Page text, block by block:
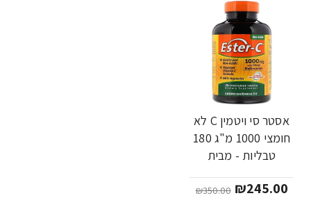
-30%
אסטר סי ויטמין C לא
חומצי 1000 מ"ג 180
טבליות - מבית
₪245.00
₪350.00